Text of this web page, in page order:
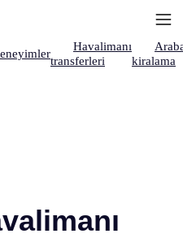
Havalimanı
transferleri
kiralama